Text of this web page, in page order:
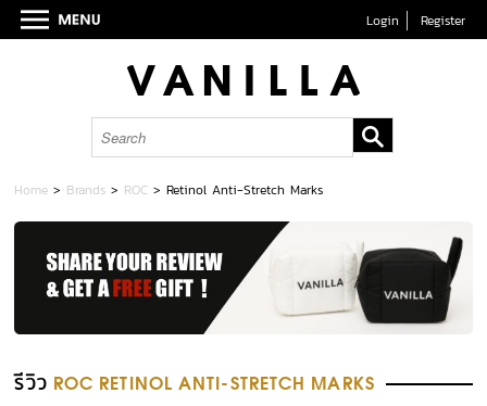
Login Register
Home > Brands > ROC >Retinol Anti-Stretch Marks
รีวิว ROC RETINOL ANTI-STRETCH MARKS